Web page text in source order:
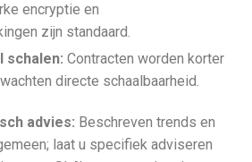
encryptie en
zijn standaard.
schalen: Contracten worden korter
directe schaalbaarheid.
advies: Beschreven trends en
laat u specifiek adviseren